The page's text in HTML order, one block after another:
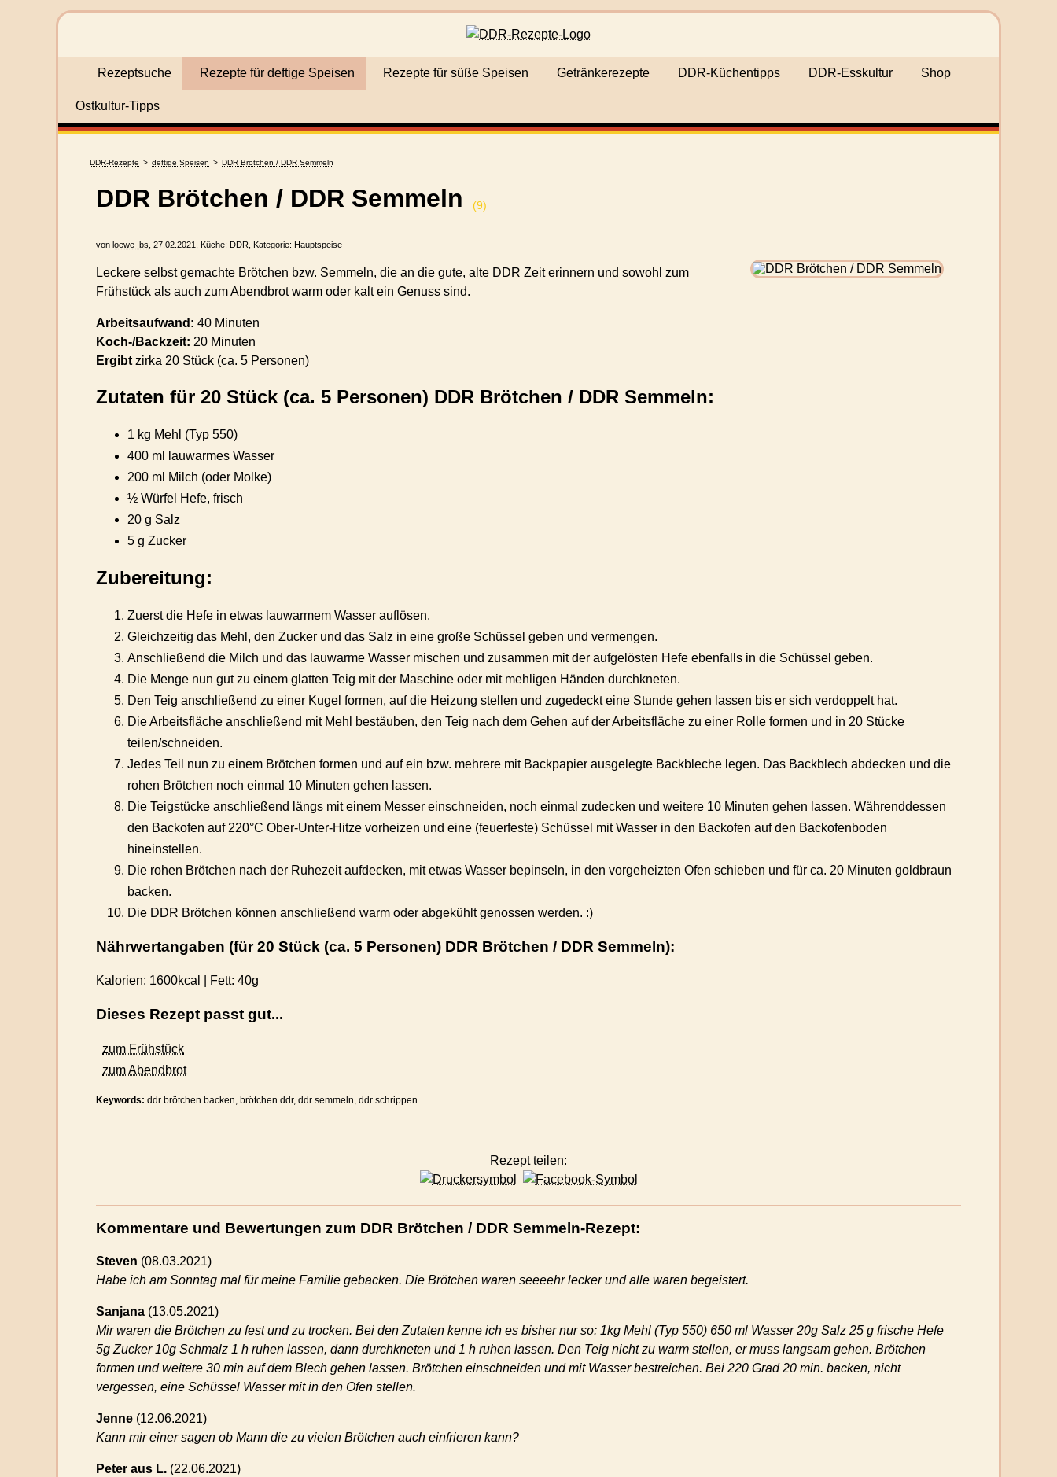
Rezeptsuche Rezepte für deftige Speisen Rezepte für süße Speisen Getränkerezepte DDR-Küchentipps DDR-Esskultur Shop
Ostkultur-Tipps
DDR-Rezepte deftige Speisen DDR Brötchen / DDR Semmeln
DDR Brötchen / DDR Semmeln (9)
von loewe_bs ,27.02.2021 , Küche: DDR , Kategorie: Hauptspeise
Leckere selbst gemachte Brötchen bzw. Semmeln, die an die gute, alte DDR Zeit erinnern und sowohl zum
Frühstück als auch zum Abendbrot warm oder kalt ein Genuss sind.
Arbeitsaufwand: 40 Minuten
Koch-/Backzeit: 20 Minuten
Ergibt zirka 20 Stück (ca. 5 Personen)
Zutaten für 20 Stück (ca. 5 Personen) DDR Brötchen / DDR Semmeln:
1 kg Mehl (Typ 550)
400 ml lauwarmes Wasser
200 ml Milch (oder Molke)
½ Würfel Hefe, frisch
20 g Salz
5 g Zucker
Zubereitung:
Zuerst die Hefe in etwas lauwarmem Wasser auflösen.
Gleichzeitig das Mehl, den Zucker und das Salz in eine große Schüssel geben und vermengen.
Anschließend die Milch und das lauwarme Wasser mischen und zusammen mit der aufgelösten Hefe ebenfalls in die Schüssel geben.
Die Menge nun gut zu einem glatten Teig mit der Maschine oder mit mehligen Händen durchkneten.
Den Teig anschließend zu einer Kugel formen, auf die Heizung stellen und zugedeckt eine Stunde gehen lassen bis er sich verdoppelt hat.
Die Arbeitsfläche anschließend mit Mehl bestäuben, den Teig nach dem Gehen auf der Arbeitsfläche zu einer Rolle formen und in 20 Stücke
teilen/schneiden.
Jedes Teil nun zu einem Brötchen formen und auf ein bzw. mehrere mit Backpapier ausgelegte Backbleche legen. Das Backblech abdecken und die
rohen Brötchen noch einmal 10 Minuten gehen lassen.
Die Teigstücke anschließend längs mit einem Messer einschneiden, noch einmal zudecken und weitere 10 Minuten gehen lassen. Währenddessen
den Backofen auf 220°C Ober-Unter-Hitze vorheizen und eine (feuerfeste) Schüssel mit Wasser in den Backofen auf den Backofenboden
hineinstellen.
Die rohen Brötchen nach der Ruhezeit aufdecken, mit etwas Wasser bepinseln, in den vorgeheizten Ofen schieben und für ca. 20 Minuten goldbraun
backen.
Die DDR Brötchen können anschließend warm oder abgekühlt genossen werden. :)
Nährwertangaben (für 20 Stück (ca. 5 Personen) DDR Brötchen / DDR Semmeln):
Kalorien: 1600kcal | Fett:40g
Dieses Rezept passt gut...
zum Frühstück
zum Abendbrot
Keywords: ddr brötchen backen, brötchen ddr, ddr semmeln, ddr schrippen
Rezept teilen:
Kommentare und Bewertungen zum DDR Brötchen / DDR Semmeln-Rezept:
Steven (08.03.2021)
Habe ich am Sonntag mal für meine Familie gebacken. Die Brötchen waren seeeehr lecker und alle waren begeistert.
Sanjana (13.05.2021)
Mir waren die Brötchen zu fest und zu trocken. Bei den Zutaten kenne ich es bisher nur so: 1kg Mehl (Typ 550) 650 ml Wasser 20g Salz 25 g frische Hefe
5g Zucker 10g Schmalz 1 h ruhen lassen, dann durchkneten und 1 h ruhen lassen. Den Teig nicht zu warm stellen, er muss langsam gehen. Brötchen
formen und weitere 30 min auf dem Blech gehen lassen. Brötchen einschneiden und mit Wasser bestreichen. Bei 220 Grad 20 min. backen, nicht
vergessen, eine Schüssel Wasser mit in den Ofen stellen.
Jenne (12.06.2021)
Kann mir einer sagen ob Mann die zu vielen Brötchen auch einfrieren kann?
Peter aus L. (22.06.2021)